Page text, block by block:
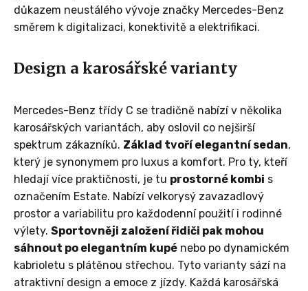
důkazem neustálého vývoje značky Mercedes-Benz
směrem k digitalizaci, konektivitě a elektrifikaci.
Design a karosářské varianty
Mercedes-Benz třídy C se tradičně nabízí v několika
karosářských variantách, aby oslovil co nejširší
spektrum zákazníků. Základ tvoří elegantní sedan,
který je synonymem pro luxus a komfort. Pro ty, kteří
hledají více praktičnosti, je tu prostorné kombi s
označením Estate. Nabízí velkorysý zavazadlový
prostor a variabilitu pro každodenní použití i rodinné
výlety. Sportovněji založení řidiči pak mohou
sáhnout po elegantním kupé nebo po dynamickém
kabrioletu s plátěnou střechou. Tyto varianty sází na
atraktivní design a emoce z jízdy. Každá karosářská